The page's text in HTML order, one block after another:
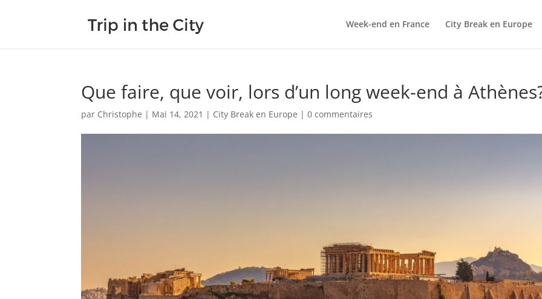
Week-end en France City Break en Europe
Que faire, que voir, lors d’un long week-end à
par Christophe | Mai 14, 2021 | City Break en Europe |0 commentaires